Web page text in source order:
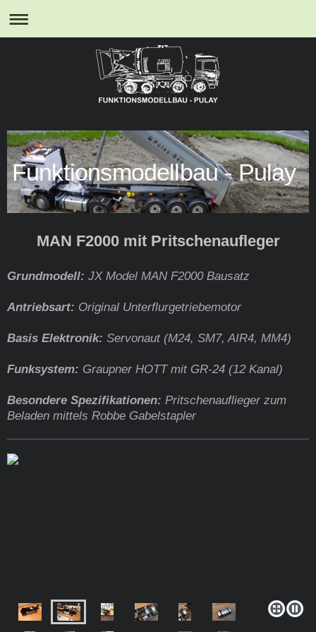
Funktionsmodellbau - Pulay
MAN F2000 mit Pritschenaufleger
Grundmodell: JX Model MAN F2000 Bausatz
Antriebsart: Original Unterflurgetriebemotor
Basis Elektronik: Servonaut (M24, SM7, AIR4, MM4)
Funksystem: Graupner HOTT mit GR-24 (12 Kanal)
Besondere Spezifikationen: Pritschenauflieger zum
Beladen mittels Robbe Gabelstapler